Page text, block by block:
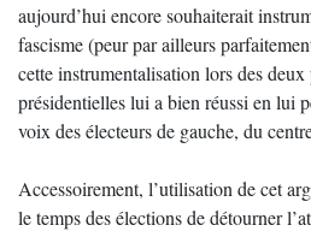
aujourd’hui encore souhaiterait
fascisme (peur par ailleurs
cette instrumentalisation lors des deux
présidentielles lui a bien réussi en lui
voix des électeurs de gauche, du
Accessoirement, l’utilisation de cet
le temps des élections de détourner